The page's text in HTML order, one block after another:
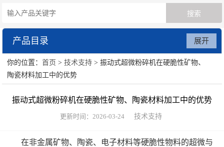
技术支持
联系我们
产品目录
超微粉碎机设备
超细粉碎设备
细胞破壁机设备
展开
你的位置：首页 >技术支持 > 振动式超微粉碎机在硬脆性矿物、
陶瓷材料加工中的优势
振动式超微粉碎机在硬脆性矿物、陶瓷材料加工中的优势
更新时间：2026-03-24 技术支持
在非金属矿物、陶瓷、电子材料等硬脆性物料的超微与